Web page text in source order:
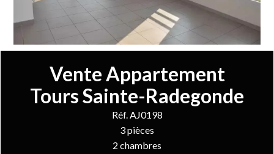
Vente Appartement
Tours Sainte-Radegonde
Réf. AJ0198
3 pièces
2 chambres